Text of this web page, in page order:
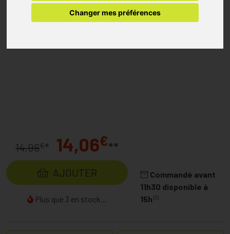
Changer mes préférences
14,96€* 14,06€**
AJOUTER
Plus que 3 en stock...
Commandé avant
11h30 disponible à
15h (1)